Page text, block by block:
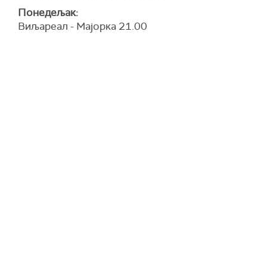
Понедељак:
Виљареал - Мајорка 21.00